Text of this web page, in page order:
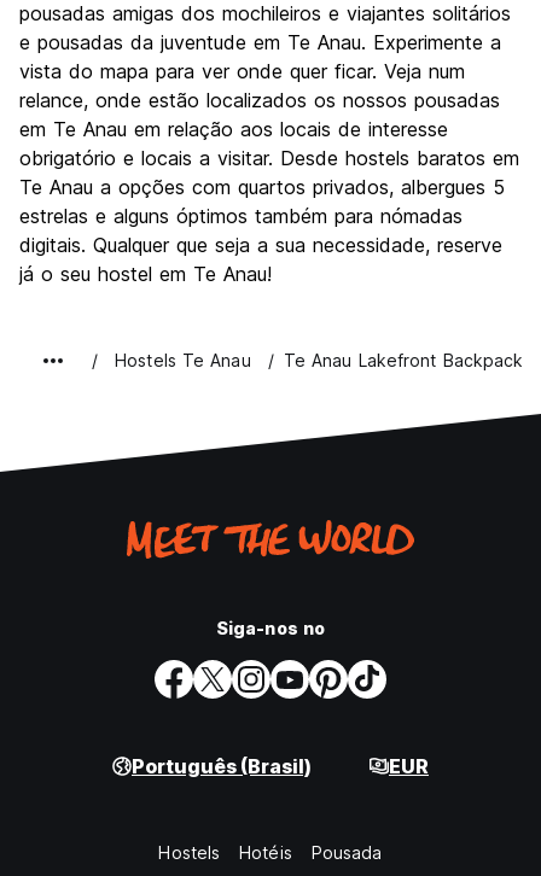
Custo-beneficio
7.4
pousadas amigas dos mochileiros e viajantes solitários
e pousadas da juventude em Te Anau. Experimente a
vista do mapa para ver onde quer ficar. Veja num
relance, onde estão localizados os nossos pousadas
em Te Anau em relação aos locais de interesse
obrigatório e locais a visitar. Desde hostels baratos em
Te Anau a opções com quartos privados, albergues 5
estrelas e alguns óptimos também para nómadas
digitais. Qualquer que seja a sua necessidade, reserve
já o seu hostel em Te Anau!
Hostels Te Anau Te Anau Lakefront
Siga-nos no
Português (Brasil) EUR
Hostels Hotéis Pousada